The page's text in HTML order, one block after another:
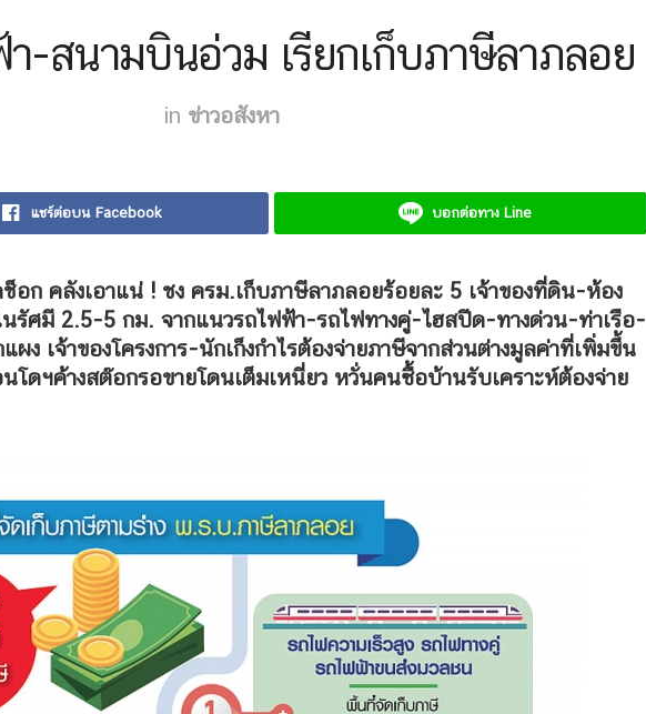
า-สนามบินอ่วม เรียกเก็บภาษีลาภลอย
in ข่าวอสังหา
แชร์ต่อบน Facebook บอกต่อทาง Line
ก คลังเอาแน่ ! ชง ครม.เก็บภาษีลาภลอยร้อยละ 5 เจ้าของที่ดิน-ห้อง
รัศมี 2.5-5 กม. จากแนวรถไฟฟ้า-รถไฟทางคู่-ไฮสปีด-ทางด่วน-ท่าเรือ-
ง เจ้าของโครงการ-นักเก็งกำไรต้องจ่ายภาษีจากส่วนต่างมูลค่าที่เพิ่มขึ้น
โดฯค้างสต๊อกรอขายโดนเต็มเหนี่ยว หวั่นคนซื้อบ้านรับเคราะห์ต้องจ่าย